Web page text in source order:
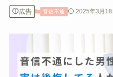
広告 音信不通 2025年3月18